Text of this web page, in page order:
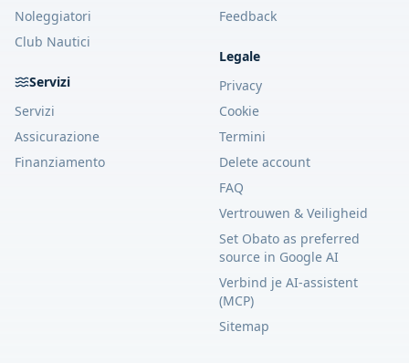
Noleggiatori
Club Nautici
Servizi
Servizi
Assicurazione
Finanziamento
Feedback
Legale
Privacy
Cookie
Termini
Delete account
FAQ
Vertrouwen & Veiligheid
Set Obato as preferred
source in Google AI
Verbind je AI-assistent
(MCP)
Sitemap